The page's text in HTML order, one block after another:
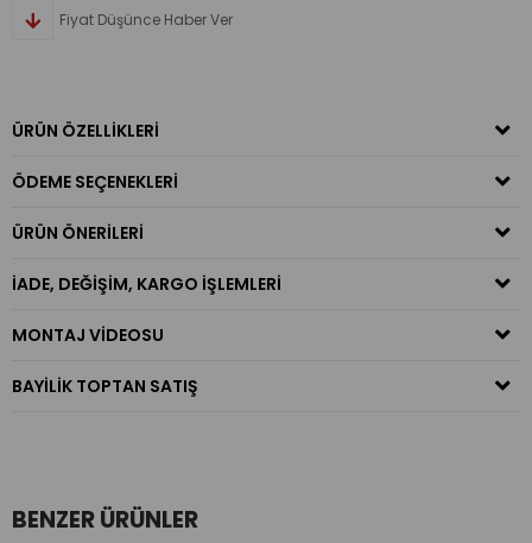
Fiyat Düşünce Haber Ver
ÜRÜN ÖZELLIKLERI
ÖDEME SEÇENEKLERI
ÜRÜN ÖNERILERI
İADE, DEĞIŞIM, KARGO İŞLEMLERI
MONTAJ VIDEOSU
BAYILIK TOPTAN SATIŞ
BENZER ÜRÜNLER